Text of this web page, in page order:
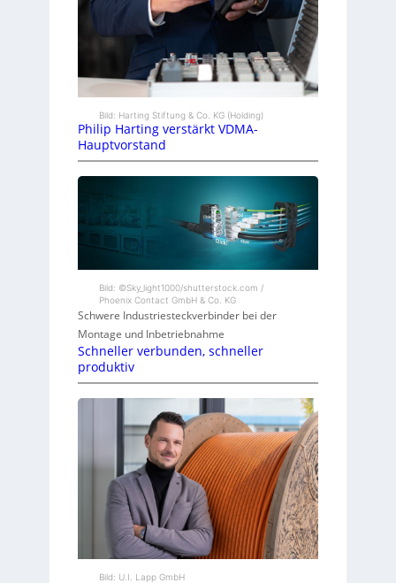
Bild: Harting Stiftung & Co. KG (Holding)
Philip Harting verstärkt VDMA-
Hauptvorstand
Bild: ©Sky_light1000/shutterstock.com /
Phoenix Contact GmbH & Co. KG
Schwere Industriesteckverbinder bei der
Montage und Inbetriebnahme
Schneller verbunden, schneller
produktiv
Bild: U.I. Lapp GmbH